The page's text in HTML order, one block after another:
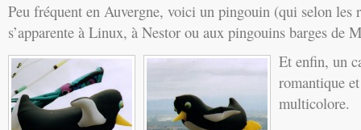
Peu fréquent en Auvergne, voici un pingouin (qui selon les
s’apparente à Linux, à Nestor ou aux pingouins barges de
Et enfin, un
romantique
multicolore.